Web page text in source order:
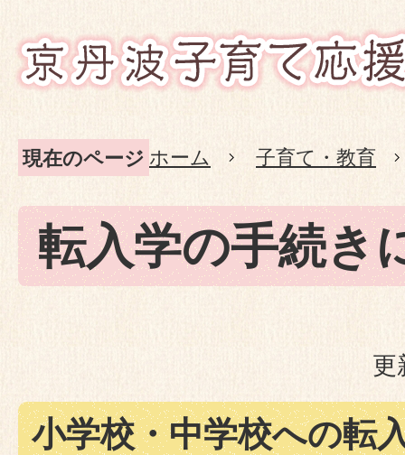
現在のページ ホーム 子育て・教育
転入学の手続き
更
小学校・中学校への転